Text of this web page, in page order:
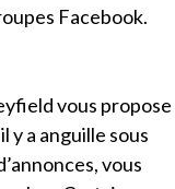
Facebook.
vous propose
y a anguille sous
vous